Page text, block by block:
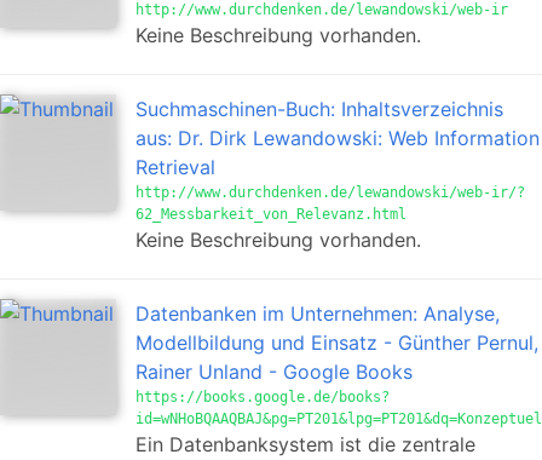
http://www.durchdenken.de/lewandowski/web-ir
Keine Beschreibung vorhanden.
Suchmaschinen-Buch: Inhaltsverzeichnis
aus: Dr. Dirk Lewandowski: Web Information
Retrieval
http://www.durchdenken.de/lewandowski/web-ir/?
62_Messbarkeit_von_Relevanz.html
Keine Beschreibung vorhanden.
Datenbanken im Unternehmen: Analyse,
Modellbildung und Einsatz - Günther Pernul,
Rainer Unland - Google Books
https://books.google.de/books?
Ein Datenbanksystem ist die zentrale